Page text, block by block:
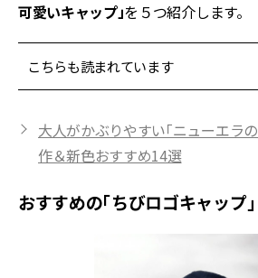
可愛いキャップ」を５つ紹介します。
こちらも読まれています
大人がかぶりやすい「ニューエラ
作＆新色おすすめ14選
おすすめの「ちびロゴキャップ